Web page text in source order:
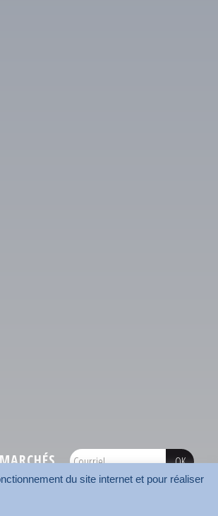
du site internet et pour réaliser